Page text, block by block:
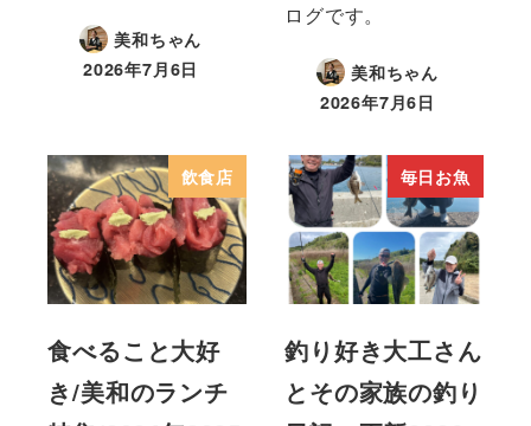
美和ちゃん
2026年7月6日
ログです。
美和ちゃん
2026年7月6日
飲食店
食べること大好
き/美和のランチ
毎日お魚
釣り好き大工さん
とその家族の釣り